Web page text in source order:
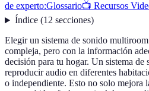
de experto:Glossario📺 Recursos
Índice(12 secciones)
Elegir un sistema de sonido
compleja, pero con la información
decisión para tu hogar. Un sistema
reproducir audio en diferentes
o independiente. Esto no solo mejora